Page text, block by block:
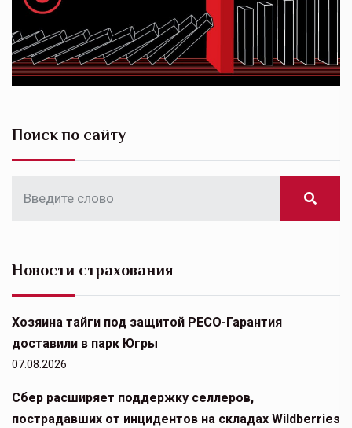
Поиск по сайту
Новости страхования
Хозяина тайги под защитой РЕСО-Гарантия
доставили в парк Югры
07.08.2026
Сбер расширяет поддержку селлеров,
пострадавших от инцидентов на складах Wildberries